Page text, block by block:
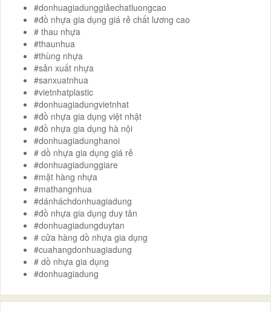
#donhuagiadunggiảechatluongcao
#đồ nhựa gia dụng giá rẻ chất lương cao
# thau nhựa
#thaunhua
#thùng nhựa
#sản xuất nhựa
#sanxuatnhua
#vietnhatplastic
#donhuagiadungvietnhat
#đồ nhựa gia dụng việt nhật
#đồ nhựa gia dụng hà nội
#donhuagiadunghanoi
# dồ nhựa gia dụng giá rẻ
#donhuagiadunggiare
#mặt hàng nhựa
#mathangnhua
#dánháchdonhuagiadung
#đồ nhựa gia dụng duy tân
#donhuagiadungduytan
# cửa hàng dồ nhựa gia dụng
#cuahangdonhuagiadung
# dồ nhựa gia dụng
#donhuagiadung